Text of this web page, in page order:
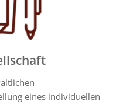
eines individuellen